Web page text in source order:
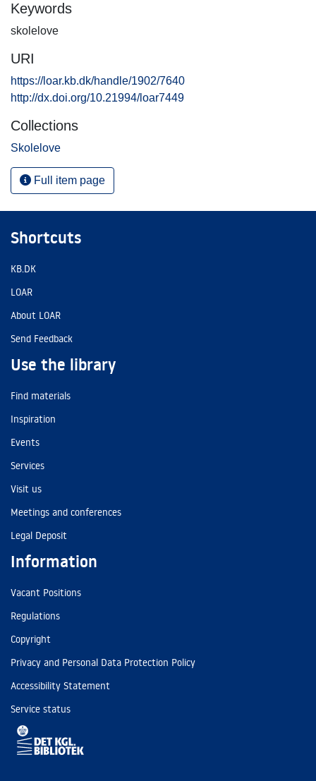
Keywords
skolelove
URI
https://loar.kb.dk/handle/1902/7640
http://dx.doi.org/10.21994/loar7449
Collections
Skolelove
Full item page
Shortcuts
KB.DK
LOAR
About LOAR
Send Feedback
Use the library
Find materials
Inspiration
Events
Services
Visit us
Meetings and conferences
Legal Deposit
Information
Vacant Positions
Regulations
Copyright
Privacy and Personal Data Protection Policy
Accessibility Statement
Service status